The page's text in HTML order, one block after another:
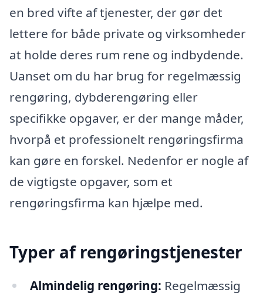
en bred vifte af tjenester, der gør det
lettere for både private og virksomheder
at holde deres rum rene og indbydende.
Uanset om du har brug for regelmæssig
rengøring, dybderengøring eller
specifikke opgaver, er der mange måder,
hvorpå et professionelt rengøringsfirma
kan gøre en forskel. Nedenfor er nogle af
de vigtigste opgaver, som et
rengøringsfirma kan hjælpe med.
Typer af rengøringstjenester
Almindelig rengøring: Regelmæssig